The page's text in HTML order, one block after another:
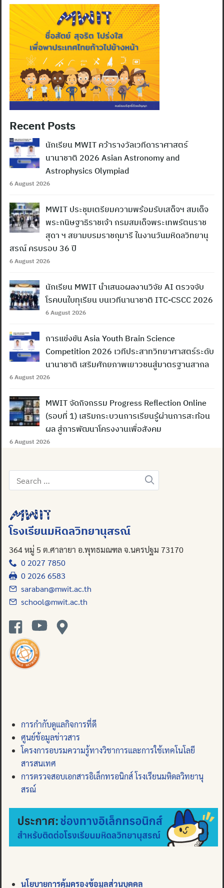
Recent Posts
นักเรียน MWIT คว้ารางวัลเวทีดาราศาสตร์
นานาชาติ 2026 Asian Astronomy and
Astrophysics Olympiad
6 August 2026
MWIT ประชุมเตรียมความพร้อมรับเสด็จฯ สมเด็จ
พระกนิษฐาธิราชเจ้า กรมสมเด็จพระเทพรัตนราช
สุดา ฯ สยามบรมราชกุมารี ในงานวันมหิดลวิทยานุ
สรณ์ ครบรอบ 36 ปี
6 August 2026
นักเรียน MWIT นำเสนอผลงานวิจัย AI ตรวจจับ
โรคบนใบทุเรียน บนเวทีนานาชาติ ITC-CSCC 2026
6 August 2026
การแข่งขัน Asia Youth Brain Science
Competition 2026 เวทีประสาทวิทยาศาสตร์ระดับ
นานาชาติ เสริมศักยภาพเยาวชนสู่มาตรฐานสากล
6 August 2026
MWIT จัดกิจกรรม Progress Reflection Online
(รอบที่ 1) เสริมกระบวนการเรียนรู้ผ่านการสะท้อน
ผล สู่การพัฒนาโครงงานเพื่อสังคม
6 August 2026
Search
for:
โรงเรียนมหิดลวิทยานุสรณ์
364 หมู่ 5 ต.ศาลายา อ.พุทธมณฑล จ.นครปฐม 73170
0 2027 7850
0 2026 6583
saraban@mwit.ac.th
school@mwit.ac.th
การกำกับดูแลกิจการที่ดี
ศูนย์ข้อมูลข่าวสาร
โครงการอบรมความรู้ทางวิชาการและการใช้เทคโนโลยี
สารสนเทศ
การตรวจสอบเอกสารอิเล็กทรอนิกส์ โรงเรียนมหิดลวิทยานุ
สรณ์
นโยบายการคุ้มครองข้อมูลส่วนบุคคล